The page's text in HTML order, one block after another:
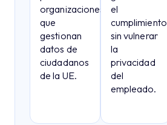
organizaciones
que
gestionan
datos de
ciudadanos
de la UE.
el
cumplimiento
sin vulnerar
la
privacidad
del
empleado.